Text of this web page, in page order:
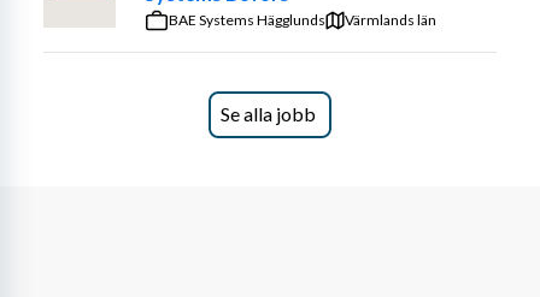
BAE Systems Hägglunds Värmlands län
Se alla jobb